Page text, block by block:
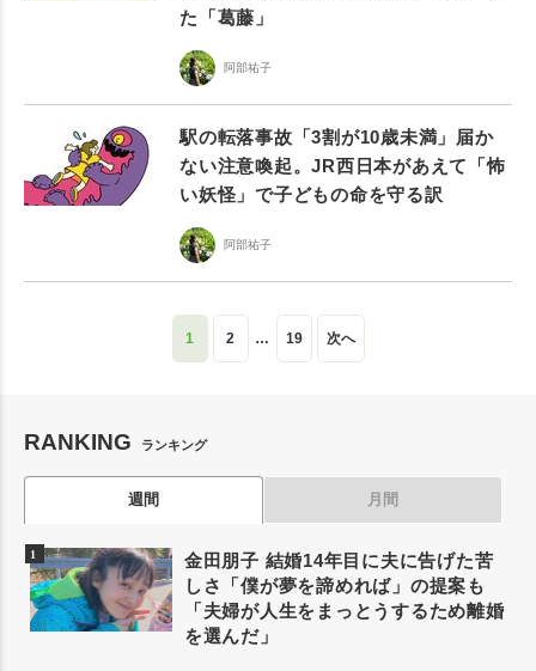
た「葛藤」
阿部祐子
駅の転落事故「3割が10歳未満」届か
ない注意喚起。JR西日本があえて「怖
い妖怪」で子どもの命を守る訳
阿部祐子
1 2 … 19 次へ
RANKING ランキング
週間 月間
金田朋子 結婚14年目に夫に告げた苦
しさ「僕が夢を諦めれば」の提案も
「夫婦が人生をまっとうするため離婚
を選んだ」